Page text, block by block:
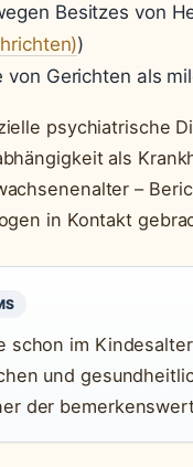
Besitzes von
)
von Gerichten als
psychiatrische
als
–
in Kontakt
schon im
und
der